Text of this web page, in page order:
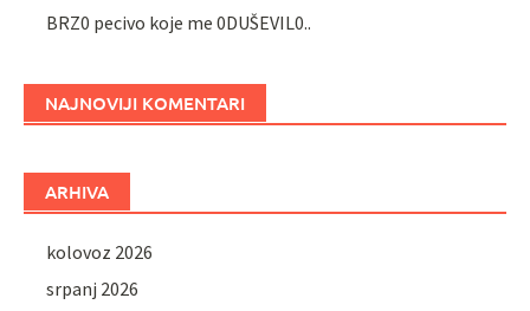
BRZ0 pecivo koje me 0DUŠEVIL0..
NAJNOVIJI KOMENTARI
ARHIVA
kolovoz 2026
srpanj 2026